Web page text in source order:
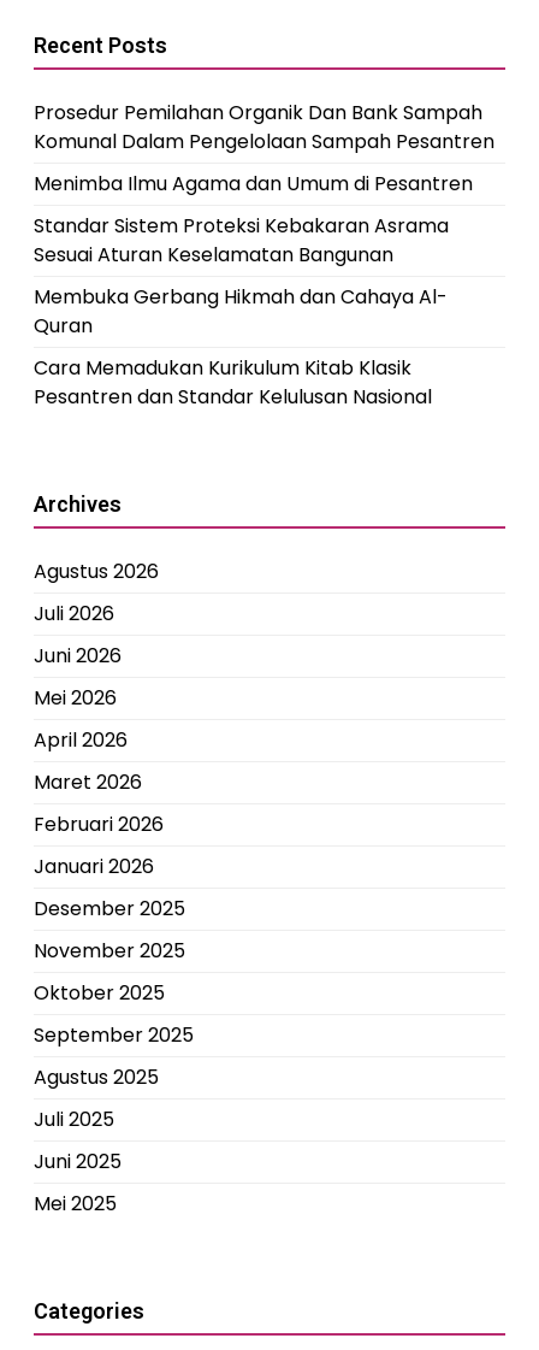
Recent Posts
Prosedur Pemilahan Organik Dan Bank Sampah
Komunal Dalam Pengelolaan Sampah Pesantren
Menimba Ilmu Agama dan Umum di Pesantren
Standar Sistem Proteksi Kebakaran Asrama
Sesuai Aturan Keselamatan Bangunan
Membuka Gerbang Hikmah dan Cahaya Al-
Quran
Cara Memadukan Kurikulum Kitab Klasik
Pesantren dan Standar Kelulusan Nasional
Archives
Agustus 2026
Juli 2026
Juni 2026
Mei 2026
April 2026
Maret 2026
Februari 2026
Januari 2026
Desember 2025
November 2025
Oktober 2025
September 2025
Agustus 2025
Juli 2025
Juni 2025
Mei 2025
Categories